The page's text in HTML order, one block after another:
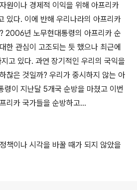
원이나 경제적 이익을 위해 아프리카
있다. 이에 반해 우리나라의 아프리카
2006년 노무현대통령의 아프리카 순
한 관심이 고조되는 듯 했으나 최근에
고 있다. 과연 장기적인 우리의 국익을
찮은 것일까? 우리가 중시하지 않는 아
령이 지난달 5개국 순방을 마쳤고 이번
리카 국가들을 순방하고...
책이나 시각을 바꿀 때가 되지 않았을